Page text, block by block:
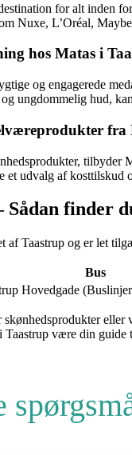
for alt inden
Nuxe, L’Oréal,
hos Matas i
og engagerede
og ungdommelig hud,
fra
tilbyder
et udvalg af kosttilskud
Sådan finder
af Taastrup og er let
Bus
Hovedgade
skønhedsprodukter
være din